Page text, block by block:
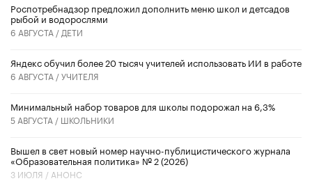
Роспотребнадзор предложил дополнить меню школ и детсадов
рыбой и водорослями
6 АВГУСТА / ДЕТИ
​Яндекс обучил более 20 тысяч учителей использовать ИИ в работе
6 АВГУСТА /УЧИТЕЛЯ
Минимальный набор товаров для школы подорожал на 6,3%
5 АВГУСТА / ШКОЛЬНИКИ
Вышел в свет новый номер научно-публицистического журнала
«Образовательная политика» № 2 (2026)
3 ИЮЛЯ / АНОНС